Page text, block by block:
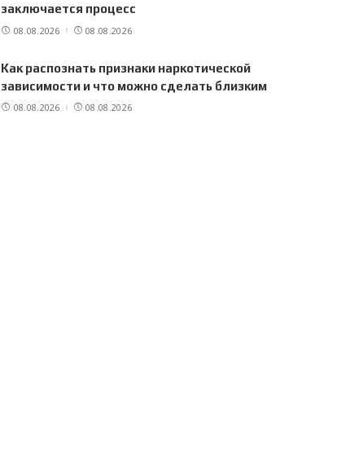
заключается процесс
08.08.2026 08.08.2026
Как распознать признаки наркотической
зависимости и что можно сделать близким
08.08.2026 08.08.2026